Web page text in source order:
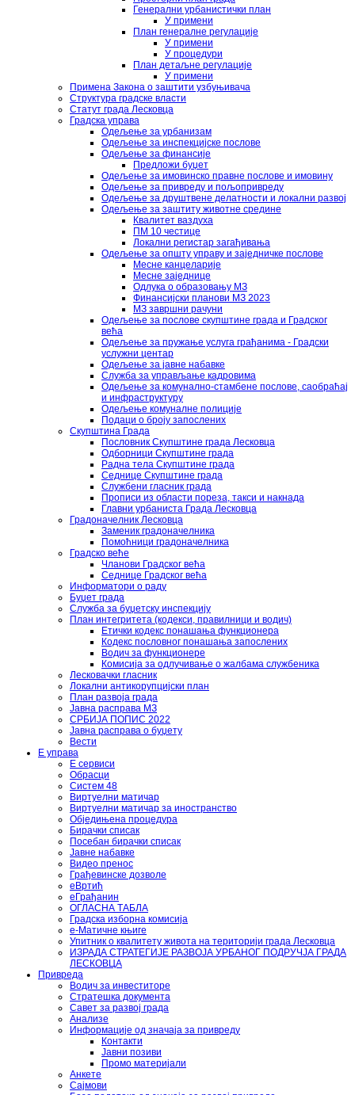
Генерални урбанистички план
У примени
План генералне регулације
У примени
У процедури
План детаљне регулације
У примени
Примена Закона о заштити узбуњивача
Структура градске власти
Статут града Лесковца
Градска управа
Одељење за урбанизам
Одељење за инспекцијске послове
Одељење за финансије
Предложи буџет
Одељење за имовинско правне послове и имовину
Одељење за привреду и пољопривреду
Одељење за друштвене делатности и локални развој
Одељење за заштиту животне средине
Квалитет ваздуха
ПМ 10 честице
Локални регистар загађивања
Одељење за општу управу и заједничке послове
Месне канцеларије
Месне заједнице
Одлука о образовању МЗ
Финансијски планови МЗ 2023
МЗ завршни рачуни
Одељење за послове скупштине града и Градског
већа
Одељење за пружање услуга грађанима - Градски
услужни центар
Одељење за јавне набавке
Служба за управљање кадровима
Одељење за комунално-стамбене послове, саобраћај
и инфраструктуру
Одељење комуналне полиције
Подаци о броју запослених
Скупштина Града
Пословник Скупштине града Лесковца
Одборници Скупштине града
Радна тела Скупштине града
Седнице Скупштине града
Службени гласник града
Прописи из области пореза, такси и накнада
Главни урбаниста Града Лесковца
Градоначелник Лесковца
Заменик градоначелника
Помоћници градоначелника
Градско веће
Чланови Градског већа
Седнице Градског већа
Информатори о раду
Буџет града
Служба за буџетску инспекцију
План интегритета (кодекси, правилници и водич)
Етички кодекс понашања функционера
Кодекс пословног понашања запослених
Водич за функционере
Комисија за одлучивање о жалбама службеника
Лесковачки гласник
Локални антикорупцијски план
План развоја града
Јавна расправа МЗ
СРБИЈА ПОПИС 2022
Јавна расправа о буџету
Вести
Е управа
Е сервиси
Обрасци
Систем 48
Виртуелни матичар
Виртуелни матичар за иностранство
Обједињена процедура
Бирачки списак
Посебан бирачки списак
Јавне набавке
Видео пренос
Грађевинске дозволе
еВртић
еГрађанин
ОГЛАСНА ТАБЛА
Градска изборна комисија
е-Матичне књиге
Упитник о квалитету живота на територији града Лесковца
ИЗРАДА СТРАТЕГИЈЕ РАЗВОЈА УРБАНОГ ПОДРУЧЈА ГРАДА
ЛЕСКОВЦА
Привреда
Водич за инвеститоре
Стратешка документа
Савет за развој града
Анализе
Информације од значаја за привреду
Контакти
Јавни позиви
Промо материјали
Анкете
Сајмови